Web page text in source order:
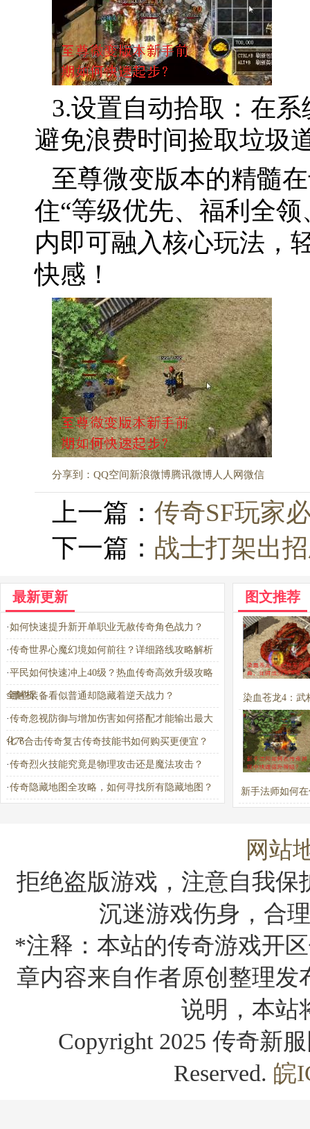
3.设置自动拾取：在
避免浪费时间捡取垃圾
至尊微变版本的精髓
住“等级优先、福利全
内即可融入核心玩法，
快感！
分享到： QQ空间新浪微博腾讯微博人人网微信
上一篇： 传奇SF玩家
下一篇： 战士打架出
最新更新
·如何快速提升新开单职业无赦传奇角色战力？
·传奇世界心魔幻境如何前往？详细路线攻略解析
·平民如何快速冲上40级？热血传奇高效升级攻略
全解析
·哪些装备看似普通却隐藏着逆天战力？
·传奇忽视防御与增加伤害如何搭配才能输出最大
化？
·176合击传奇复古传奇技能书如何购买更便宜？
·传奇烈火技能究竟是物理攻击还是魔法攻击？
·传奇隐藏地图全攻略，如何寻找所有隐藏地图？
图文推荐
染血苍龙4：武
宝典，如何成
一？
新手法师如何
网站
拒绝盗版游戏，注意自我
沉迷游戏伤身，合
*注释：本站的传奇游戏开
章内容来自作者原创整理
说明，本站
Copyright 2025 传奇新
Reserved. 皖